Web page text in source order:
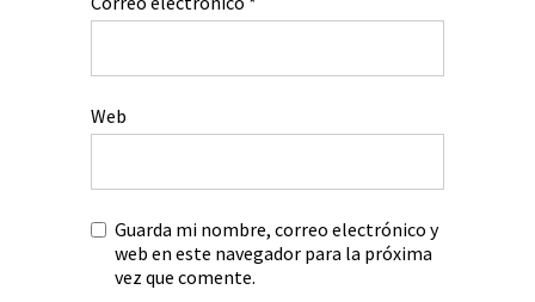
Web
Guarda mi nombre, correo electrónico y
web en este navegador para la próxima
vez que comente.